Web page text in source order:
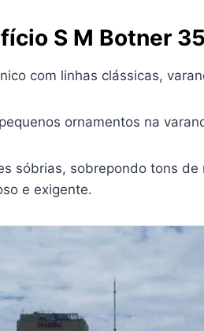
S M Botner 35
com linhas clássicas,
ornamentos na
sóbrias, sobrepondo tons
e exigente.